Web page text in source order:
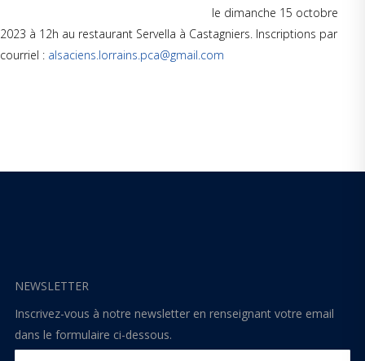
le dimanche 15 octobre
2023 à 12h au restaurant Servella à Castagniers. Inscriptions par
courriel : alsaciens.lorrains.pca@gmail.com
NEWSLETTER
Inscrivez-vous à notre newsletter en renseignant votre email
dans le formulaire ci-dessous.